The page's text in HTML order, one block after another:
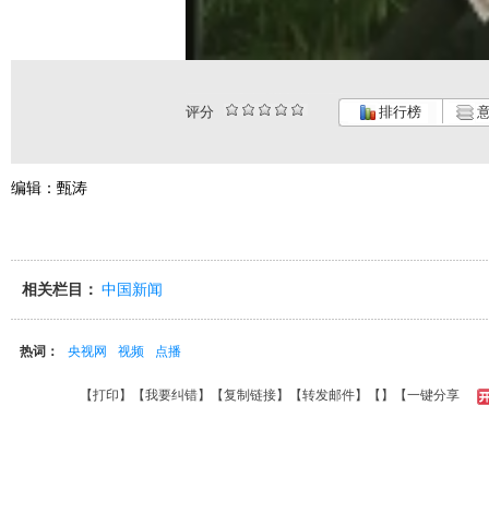
评分 排行榜
编辑：甄涛
相关栏目： 中国新闻
热词： 央视网 视频 点播
【打印 】【我要纠错】【复制链接】【转发邮件】【 】 【一键分享